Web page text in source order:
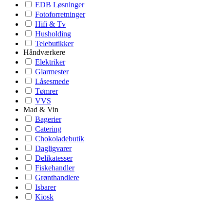
EDB Løsninger
Fotoforretninger
Hifi & Tv
Husholding
Telebutikker
Håndværkere
Elektriker
Glarmester
Låsesmede
Tømrer
VVS
Mad & Vin
Bagerier
Catering
Chokoladebutik
Dagligvarer
Delikatesser
Fiskehandler
Grønthandlere
Isbarer
Kiosk